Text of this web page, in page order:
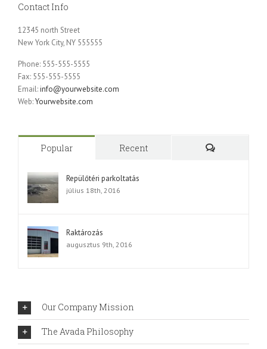
Contact Info
12345 north Street
New York City, NY 555555
Phone: 555-555-5555
Fax: 555-555-5555
Email:info@yourwebsite.com
Web:Yourwebsite.com
Popular
Recent
Repülőtéri parkoltatás
július 18th, 2016
Raktározás
augusztus 9th, 2016
Our Company Mission
The Avada Philosophy